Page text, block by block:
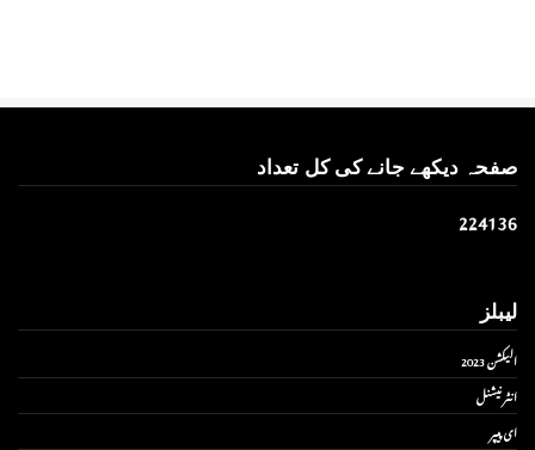
صفحہ دیکھے جانے کی کل تعداد
224136
لیبلز
الیکشن 2023
انٹر نیشنل
ای پیپر